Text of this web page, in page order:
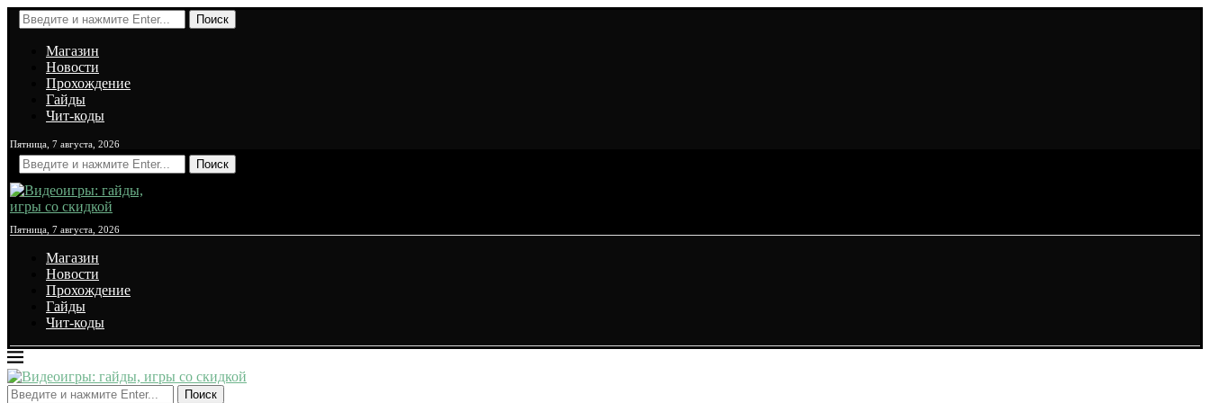
Поиск
Магазин
Новости
Прохождение
Гайды
Чит-коды
Пятница, 7 августа, 2026
Поиск
Пятница, 7 августа, 2026
Магазин
Новости
Прохождение
Гайды
Чит-коды
Поиск